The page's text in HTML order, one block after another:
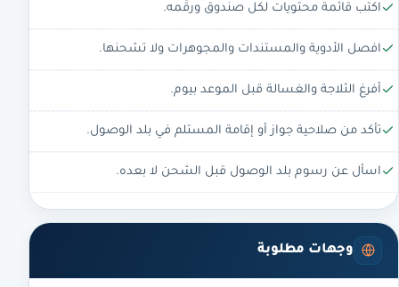
اكتب قائمة محتويات لكل صندوق ورقّمه.
افصل الأدوية والمستندات والمجوهرات ولا تشحنها.
أفرغ الثلاجة والغسالة قبل الموعد بيوم.
تأكد من صلاحية جواز أو إقامة المستلم في بلد الوصول.
اسأل عن رسوم بلد الوصول قبل الشحن لا بعده.
وجهات مطلوبة